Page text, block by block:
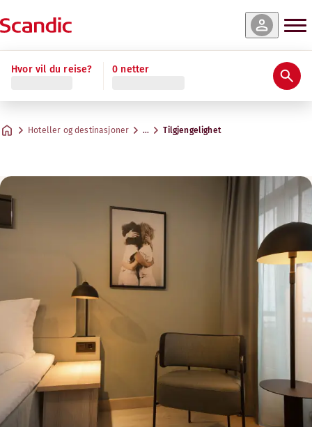
Hvor vil du reise? 0 netter
Hoteller og destinasjoner … Tilgjengelighet